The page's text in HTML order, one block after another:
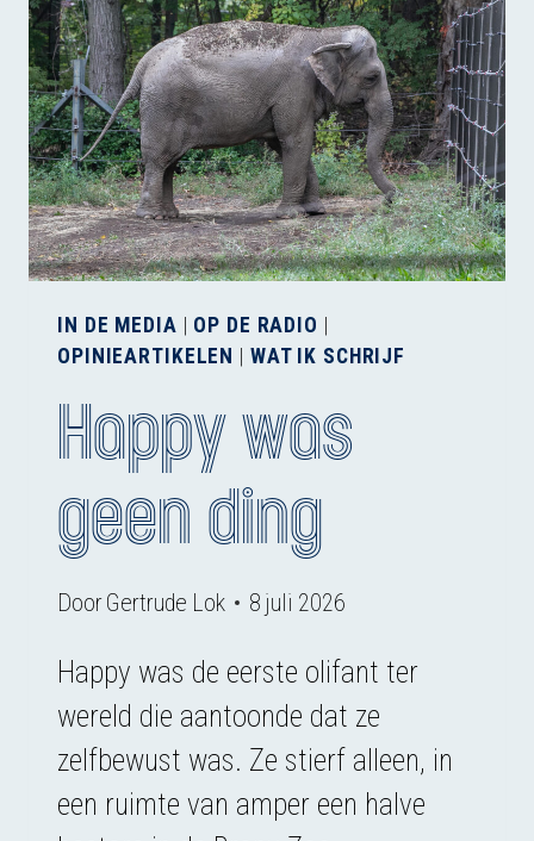
IN
SPANJE
TOCH
GEEN
GROTE
OCTOPUSKWEKERIJ
IN DE MEDIA | OP DE RADIO |
OPINIEARTIKELEN | WAT IK SCHRIJF
Happy was
geen ding
DoorGertrude Lok 8 juli 2026
Happy was de eerste olifant ter
wereld die aantoonde dat ze
zelfbewust was. Ze stierf alleen, in
een ruimte van amper een halve